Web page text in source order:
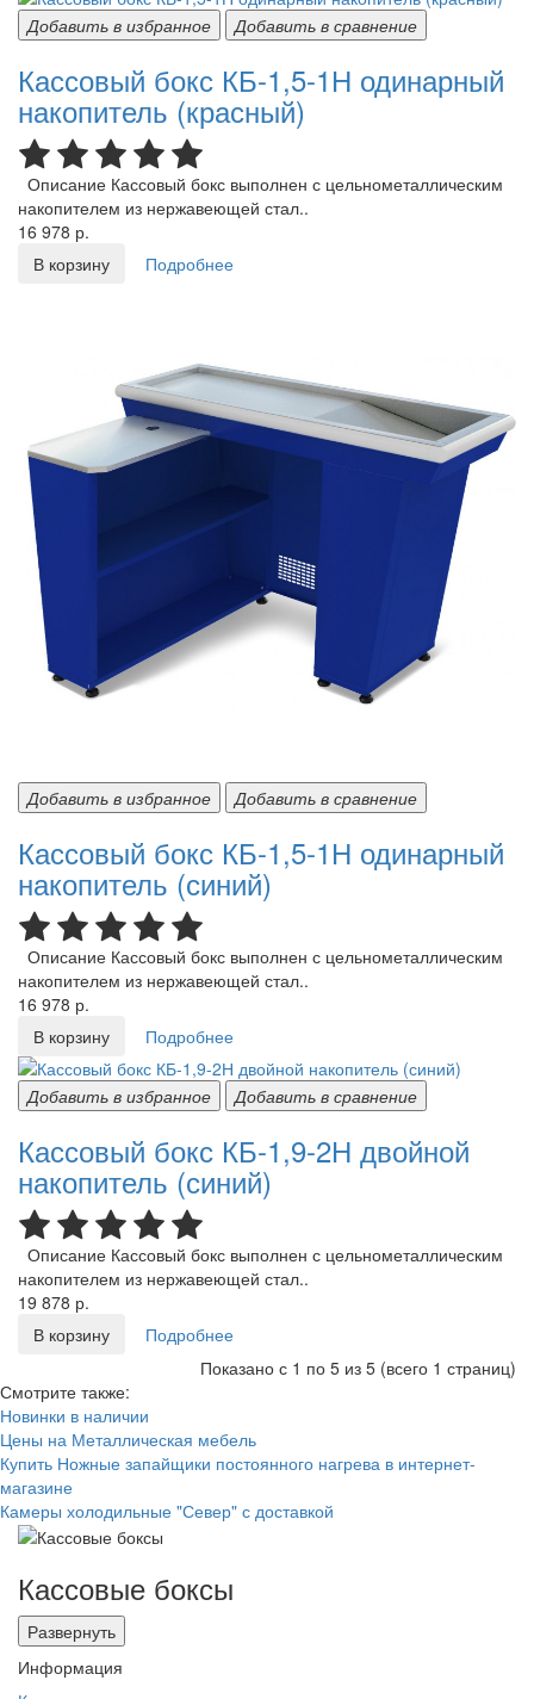
Добавить в избранное Добавить в сравнение
Кассовый бокс КБ-1,5-1Н одинарный
накопитель (красный)
Описание Кассовый бокс выполнен с цельнометаллическим
накопителем из нержавеющей стал..
16 978 р.
В корзину
Подробнее
Добавить в избранное Добавить в сравнение
Кассовый бокс КБ-1,5-1Н одинарный
накопитель (синий)
Описание Кассовый бокс выполнен с цельнометаллическим
накопителем из нержавеющей стал..
16 978 р.
В корзину
Подробнее
Добавить в избранное Добавить в сравнение
Кассовый бокс КБ-1,9-2Н двойной
накопитель (синий)
Описание Кассовый бокс выполнен с цельнометаллическим
накопителем из нержавеющей стал..
19 878 р.
В корзину
Подробнее
Показано с 1 по 5 из 5 (всего 1 страниц)
Смотрите также:
Новинки в наличии
Цены на Металлическая мебель
Купить Ножные запайщики постоянного нагрева в интернет-
магазине
Камеры холодильные "Север" с доставкой
Кассовые боксы
Развернуть
Информация